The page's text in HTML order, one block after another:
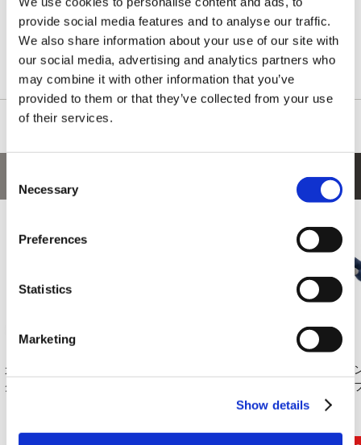
provide social media features and to analyse our traffic.
We also share information about your use of our site with
our social media, advertising and analytics partners who
may combine it with other information that you’ve
provided to them or that they’ve collected from your use
of their services.
Selection
Necessary
Preferences
Statistics
Marketing
Show details
「モンスターハンター」シリーズ 20周年記念商品である「CFB ク
リエイターズモデル 煌黒龍 アルバトリオン｣を
ご好評につき、再販いたします！買い逃した方は、この機会をお
見逃しなく!!
カプコン花札 フレー
クシール Aセット ...
ー...